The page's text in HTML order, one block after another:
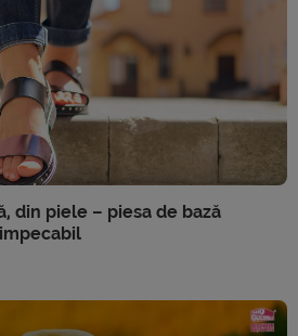
din piele – piesa de bază